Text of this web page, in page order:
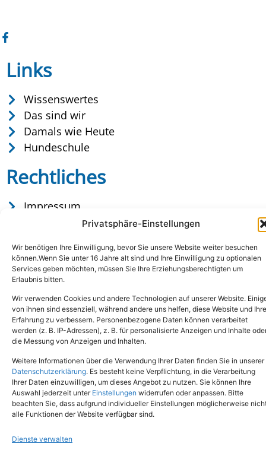
Privatsphäre-Einstellungen
Wir benötigen Ihre Einwilligung, bevor Sie unsere Website weiter besuchen
können.Wenn Sie unter 16 Jahre alt sind und Ihre Einwilligung zu optionalen
Services geben möchten, müssen Sie Ihre Erziehungsberechtigten um
Erlaubnis bitten.
Wir verwenden Cookies und andere Technologien auf unserer Website.
von ihnen sind essenziell, während andere uns helfen, diese Website und Ihre
Erfahrung zu verbessern. Personenbezogene Daten können verarbeitet
werden (z. B. IP-Adressen), z. B. für personalisierte Anzeigen und Inhalte
die Messung von Anzeigen und Inhalten.
Weitere Informationen über die Verwendung Ihrer Daten finden Sie in unserer
Datenschutzerklärung. Es besteht keine Verpflichtung, in die Verarbeitung
Ihrer Daten einzuwilligen, um dieses Angebot zu nutzen. Sie können Ihre
Auswahl jederzeit unter Einstellungen widerrufen oder anpassen. Bitte
beachten Sie, dass aufgrund individueller Einstellungen möglicherweise
alle Funktionen der Website verfügbar sind.
Dienste verwalten
Links
Wissenswertes
Das sind wir
Damals wie Heute
Hundeschule
Rechtliches
Impressum
Datenschutz
Copyright © 2024. Alle Rechte vorbehalten.
Tel.: (02651) - 77438info@tierheim-mayen.de
In der Pluns 1, 56727 Mayen